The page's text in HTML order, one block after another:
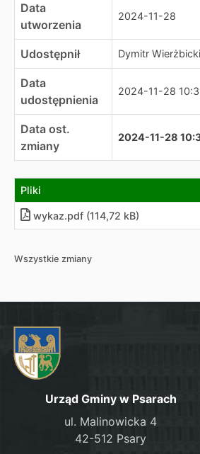
Data
utworzenia
2024-11-28
Udostępnił Dymitr Wierżbicki
Data
udostępnienia
2024-11-28
Data ost.
zmiany
2024-11-28
Pliki
wykaz.pdf (114,72 kB)
Wszystkie zmiany
Urząd Gminy w Psarach
ul. Malinowicka 4
42-512 Psary